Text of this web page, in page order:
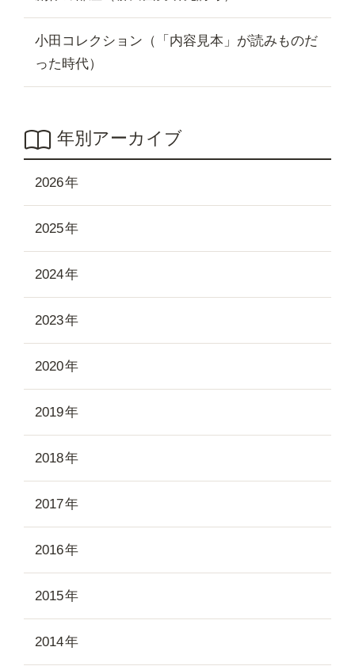
小田コレクション（「内容見本」が読みものだ
った時代）
年別アーカイブ
2026
2025
2024
2023
2020
2019
2018
2017
2016
2015
2014